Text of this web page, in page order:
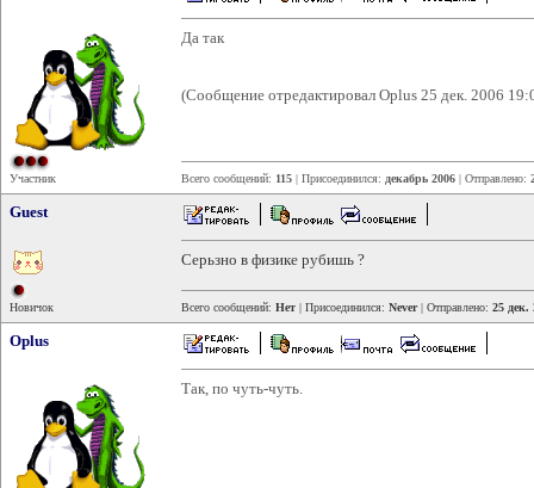
Участник
Да так
(Сообщение отредактировал Oplus 25 дек. 2006
Всего сообщений: 115 | Присоединился: декабрь 2006 | Отправлено:
Guest
Новичок
Серьзно в физике рубишь ?
Всего сообщений: Нет | Присоединился: Never| Отправлено: 25 дек.
Oplus
Так, по чуть-чуть.